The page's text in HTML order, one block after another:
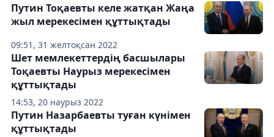
09:51, 31 желтоқсан 2022
Путин Тоқаевты келе жатқан Жаңа
жыл мерекесімен құттықтады
14:53, 20 наурыз 2022
Шет мемлекеттердің басшылары
Тоқаевты Наурыз мерекесімен
құттықтады
Путин Назарбаевты туған күнімен
құттықтады